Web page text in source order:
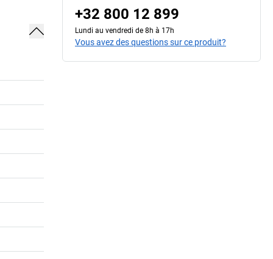
+32 800 12 899
Lundi au vendredi de 8h à 17h
Vous avez des questions sur ce produit?